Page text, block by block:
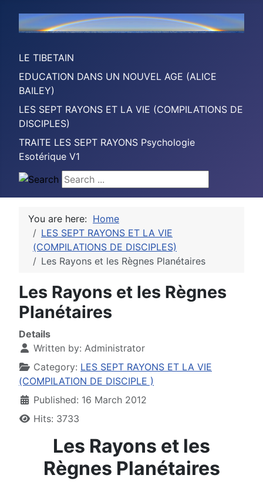
LE TIBETAIN
EDUCATION DANS UN NOUVEL AGE (ALICE
BAILEY)
LES SEPT RAYONS ET LA VIE (COMPILATIONS DE
DISCIPLES)
TRAITE LES SEPT RAYONS Psychologie
Esotérique V1
Search ...
You are here: Home
LES SEPT RAYONS ET LA VIE
(COMPILATIONS DE DISCIPLES)
Les Rayons et les Règnes Planétaires
Les Rayons et les Règnes
Planétaires
Details
Written by: Administrator
Category: LES SEPT RAYONS ET LA VIE
(COMPILATION DE DISCIPLE )
Published: 16 March 2012
Hits: 3733
Les Rayons et les
Règnes Planétaires